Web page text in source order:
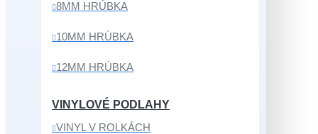
8MM HRÚBKA
10MM HRÚBKA
12MM HRÚBKA
VINYLOVÉ PODLAHY
VINYL V ROLKÁCH